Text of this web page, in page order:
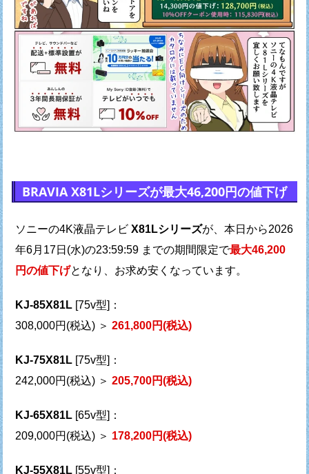
BRAVIA X81Lシリーズが最大46,200円の値下げ
ソニーの4K液晶テレビ X81Lシリーズが、 本日から2026
年6月17日(水)の23:59:59 までの期間限定で最大46,200
円の値下げとなり、お求め安くなっています。
KJ-85X81L[75v型]：
308,000円(税込) ＞ 261,800円(税込)
KJ-75X81L[75v型]：
242,000円(税込) ＞ 205,700円(税込)
KJ-65X81L[65v型]：
209,000円(税込) ＞ 178,200円(税込)
KJ-55X81L[55v型]：